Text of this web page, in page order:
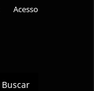
Buscar
Acesso